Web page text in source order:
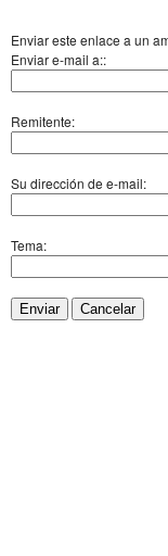
Enviar este enlace a un
Enviar e-mail a::
Remitente:
Su dirección de e-mail:
Tema:
Enviar Cancelar